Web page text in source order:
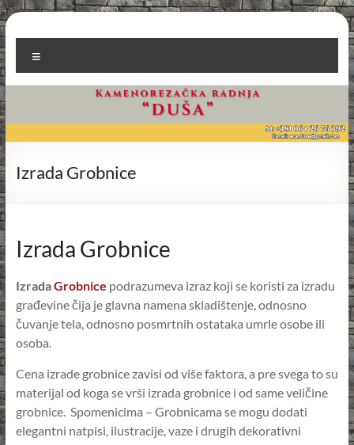
Skip
to
contentKamenorezačka radnja
Duša
Izrada Grobnice
Izrada Grobnice
IzradaGrobnice podrazumeva izraz koji se koristi za izradu
građevine čija je glavna namena skladištenje, odnosno
čuvanje tela, odnosno posmrtnih ostataka umrle osobe ili
osoba.
Cena izrade grobnice zavisi od više faktora, a pre svega to su
materijal od koga se vrši izrada grobnice i od same veličine
grobnice. Spomenicima – Grobnicama se mogu dodati
elegantni natpisi, ilustracije, vaze i drugih dekorativni